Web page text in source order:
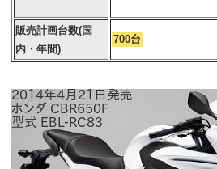
販売計画台数(国
内・年間)
700台